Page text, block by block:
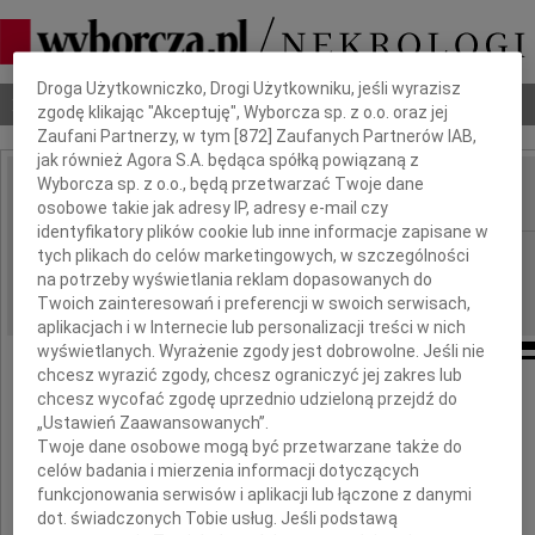
Nekrologi Odeszli Poradnik pogrzebowy
IMIĘ I NAZWISKO:
REGION: Częstochowa
DATA EMISJI: 10.03.2016
Pani
Agnieszce Mazik
wyrazy głębokiego i szczerego współczucia
oraz słowa pocieszenia z powodu śmierci
Dbamy o Twoją prywatność
Droga Użytkowniczko, Drogi Użytkowniku, jeśli wyrazisz
zgodę klikając "Akceptuję", Wyborcza sp. z o.o. oraz jej
Zaufani Partnerzy, w tym [872 ] Zaufanych Partnerów IAB,
jak również Agora S.A. będąca spółką powiązaną z
Wyborcza sp. z o.o., będą przetwarzać Twoje dane
osobowe takie jak adresy IP, adresy e-mail czy
identyfikatory plików cookie lub inne informacje zapisane w
tych plikach do celów marketingowych, w szczególności
na potrzeby wyświetlania reklam dopasowanych do
Twoich zainteresowań i preferencji w swoich serwisach,
aplikacjach i w Internecie lub personalizacji treści w nich
wyświetlanych. Wyrażenie zgody jest dobrowolne. Jeśli nie
chcesz wyrazić zgody, chcesz ograniczyć jej zakres lub
chcesz wycofać zgodę uprzednio udzieloną przejdź do
„Ustawień Zaawansowanych”.
Twoje dane osobowe mogą być przetwarzane także do
celów badania i mierzenia informacji dotyczących
funkcjonowania serwisów i aplikacji lub łączone z danymi
dot. świadczonych Tobie usług. Jeśli podstawą